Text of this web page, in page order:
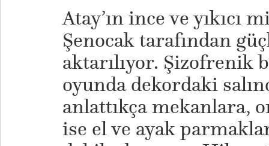
Atay’ın ince ve yıkıcı
Şenocak tarafından
aktarılıyor. Şizofrenik
oyunda dekordaki
anlattıkça mekanlara,
ise el ve ayak